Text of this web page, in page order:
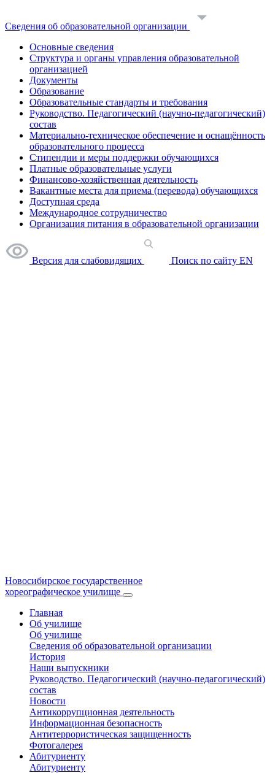
Сведения об образовательной организации
Основные сведения
Структура и органы управления образовательной
организацией
Документы
Образование
Образовательные стандарты и требования
Руководство. Педагогический (научно-педагогический)
состав
Материально-техническое обеспечение и оснащённость
образовательного процесса
Стипендии и меры поддержки обучающихся
Платные образовательные услуги
Финансово-хозяйственная деятельность
Вакантные места для приема (перевода) обучающихся
Доступная среда
Международное сотрудничество
Организация питания в образовательной организации
Версия для слабовидящих Поиск по сайту EN
Новосибирское государственное
хореографическое училище
Главная
Об училище
Об училище
Сведения об образовательной организации
История
Наши выпускники
Руководство. Педагогический (научно-педагогический)
состав
Новости
Антикоррупционная деятельность
Информационная безопасность
Антитеррористическая защищенность
Фотогалерея
Абитуриенту
Абитуриенту